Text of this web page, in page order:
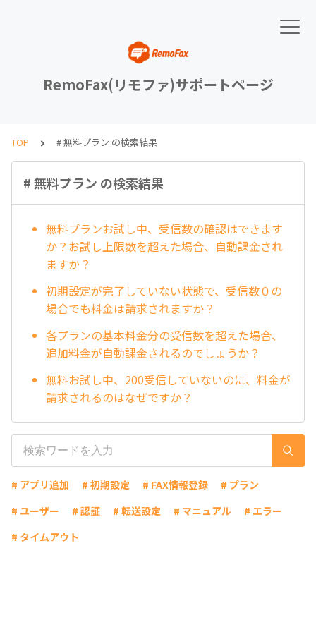
RemoFax(リモファ)サポートページ
TOP # 無料プラン の検索結果
# 無料プラン の検索結果
無料プランお試し中、受信数の確認はできます
か？お試し上限数を超えた場合、自動課金され
ますか？
初期設定が完了していない状態で、受信数０の
場合でも料金は請求されますか？
各プランの基本料金分の受信数を超えた場合、
追加料金が自動課金されるのでしょうか？
無料お試し中、200受信していないのに、料金が
請求されるのはなぜですか？
# アプリ追加 # 初期設定 # FAX情報登録
# プラン
# ユーザー
# 認証 # 転送設定 # マニュアル
# エラー
# タイムアウト